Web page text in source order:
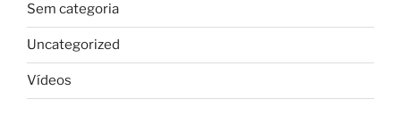
Sem categoria
Uncategorized
Vídeos